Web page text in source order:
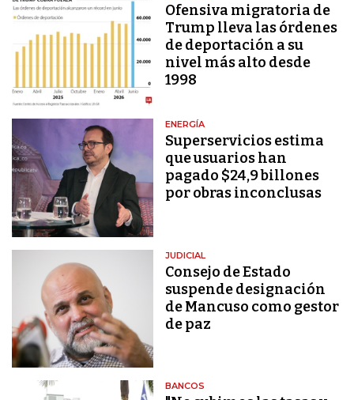
Ofensiva migratoria de
Trump lleva las órdenes
de deportación a su
nivel más alto desde
1998
ENERGÍA
Superservicios estima
que usuarios han
pagado $24,9 billones
por obras inconclusas
JUDICIAL
Consejo de Estado
suspende designación
de Mancuso como gestor
de paz
BANCOS